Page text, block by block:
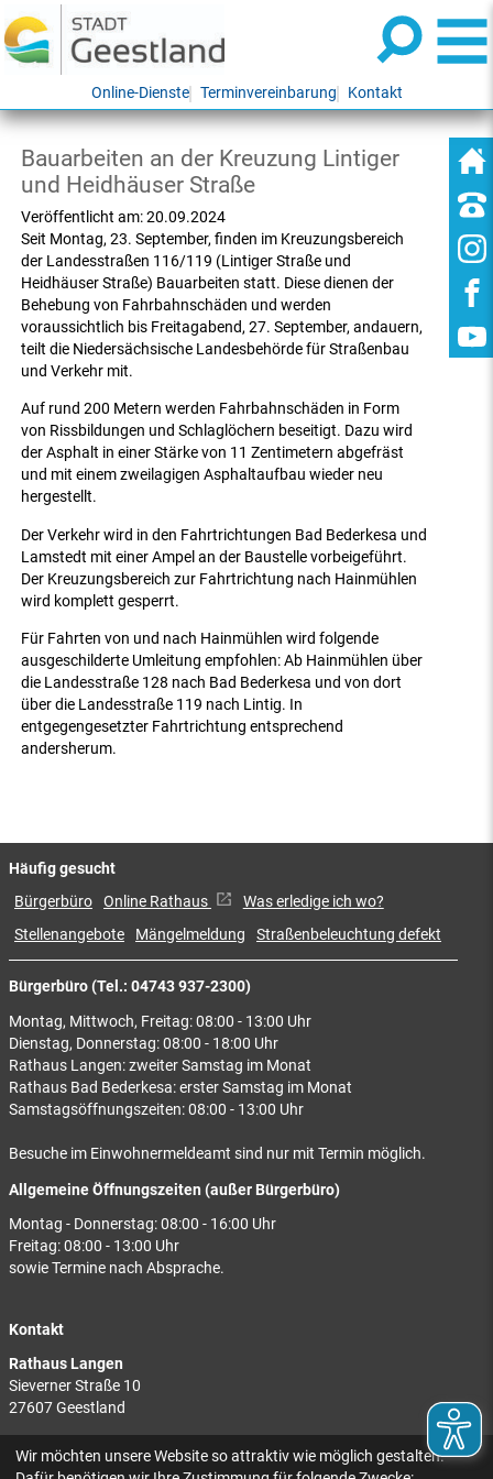
Online-Dienste Terminvereinbarung Kontakt
Bauarbeiten an der Kreuzung Lintiger
und Heidhäuser Straße
Veröffentlicht am:20.09.2024
Seit Montag, 23. September, finden im Kreuzungsbereich
der Landesstraßen 116/119 (Lintiger Straße und
Heidhäuser Straße) Bauarbeiten statt. Diese dienen der
Behebung von Fahrbahnschäden und werden
voraussichtlich bis Freitagabend, 27. September, andauern,
teilt die Niedersächsische Landesbehörde für Straßenbau
und Verkehr mit.
Auf rund 200 Metern werden Fahrbahnschäden in Form
von Rissbildungen und Schlaglöchern beseitigt. Dazu wird
der Asphalt in einer Stärke von 11 Zentimetern abgefräst
und mit einem zweilagigen Asphaltaufbau wieder neu
hergestellt.
Der Verkehr wird in den Fahrtrichtungen Bad Bederkesa und
Lamstedt mit einer Ampel an der Baustelle vorbeigeführt.
Der Kreuzungsbereich zur Fahrtrichtung nach Hainmühlen
wird komplett gesperrt.
Für Fahrten von und nach Hainmühlen wird folgende
ausgeschilderte Umleitung empfohlen: Ab Hainmühlen über
die Landesstraße 128 nach Bad Bederkesa und von dort
über die Landesstraße 119 nach Lintig. In
entgegengesetzter Fahrtrichtung entsprechend
andersherum.
Bürgerbüro (Tel.: 04743 937-2300)
Montag, Mittwoch, Freitag: 08:00 - 13:00 Uhr
Dienstag, Donnerstag: 08:00 - 18:00 Uhr
Rathaus Langen: zweiter Samstag im Monat
Rathaus Bad Bederkesa: erster Samstag im Monat
Samstagsöffnungszeiten: 08:00 - 13:00 Uhr
Besuche im Einwohnermeldeamt sind nur mit Termin möglich.
Allgemeine Öffnungszeiten (außer Bürgerbüro)
Montag - Donnerstag: 08:00 - 16:00 Uhr
Freitag: 08:00 - 13:00 Uhr
sowie Termine nach Absprache.
Kontakt
Rathaus Langen
Sieverner Straße 10
27607 Geestland
Rathaus Bad Bederkesa
Am Markt 8
Häufig gesucht
Bürgerbüro Online Rathaus
Was erledige ich wo?
Stellenangebote
Mängelmeldung Straßenbeleuchtung defekt
Wir möchten unsere Website so attraktiv wie möglich gestalten.